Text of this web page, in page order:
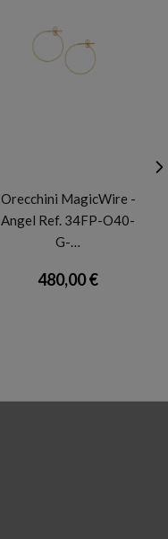
Orecchini MagicWire -
Angel Ref. 34FP-O40-
G-…
480,00 €